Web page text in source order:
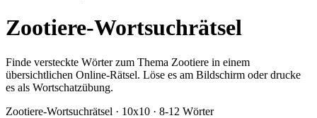
Zootiere-Wortsuchrätsel
Finde versteckte Wörter zum Thema Zootiere in einem
übersichtlichen Online-Rätsel. Löse es am Bildschirm oder drucke
es als Wortschatzübung.
Zootiere-Wortsuchrätsel · 10x10 · 8-12 Wörter